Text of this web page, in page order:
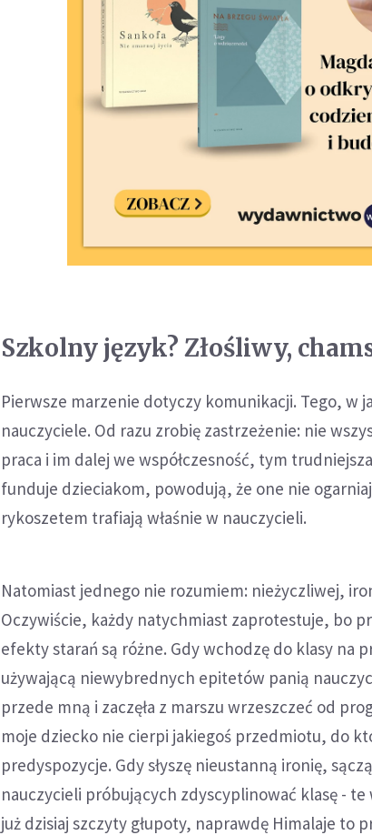
Szkolny język? Złośliwy,
Pierwsze marzenie dotyczy komunikacji. Tego, w
nauczyciele. Od razu zrobię zastrzeżenie: nie
praca i im dalej we współczesność, tym
funduje dzieciakom, powodują, że one nie
rykoszetem trafiają właśnie w nauczycieli.
Natomiast jednego nie rozumiem: nieżyczliwej,
Oczywiście, każdy natychmiast zaprotestuje, bo
efekty starań są różne. Gdy wchodzę do klasy na
używającą niewybrednych epitetów panią
przede mną i zaczęła z marszu wrzeszczeć od
moje dziecko nie cierpi jakiegoś przedmiotu, do
predyspozycje. Gdy słyszę nieustanną ironię,
nauczycieli próbujących zdyscyplinować klasę - te
już dzisiaj szczyty głupoty, naprawdę Himalaje to